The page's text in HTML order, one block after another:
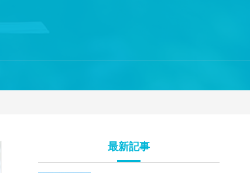
最新記事